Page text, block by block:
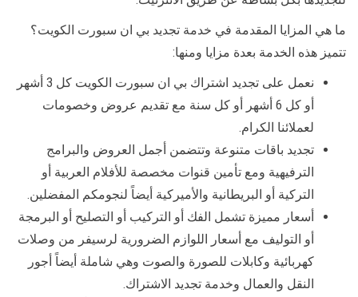
ما هي المزايا المقدمة في خدمة تجديد بي ان سبورت الكويت؟
تتميز هذه الخدمة بعدة مزايا ومنها:
نعمل على تجديد اشتراك بي ان سبورت الكويت كل 3 أشهر
أو كل 6 أشهر أو كل سنة مع تقديم عروض وخصومات
لعملائنا الكرام.
تجديد باقات متنوعة وتتضمن أجمل العروض والبرامج
الترفيهية ومع تأمين قنوات مخصصة للأفلام العربية أو
التركية أو البريطانية والأميركية أيضاً لنجومكم المفضلين.
أسعار مميزة تشمل الفك أو التركيب أو التصليح أو البرمجة
أو التوليف مع أسعار اللوازم الضرورية لرسيفر من وصلات
كهربائية وكابلات للصورة والصوت وهي شاملة أيضاً أجور
النقل والعمال وخدمة تجديد الاشتراك.